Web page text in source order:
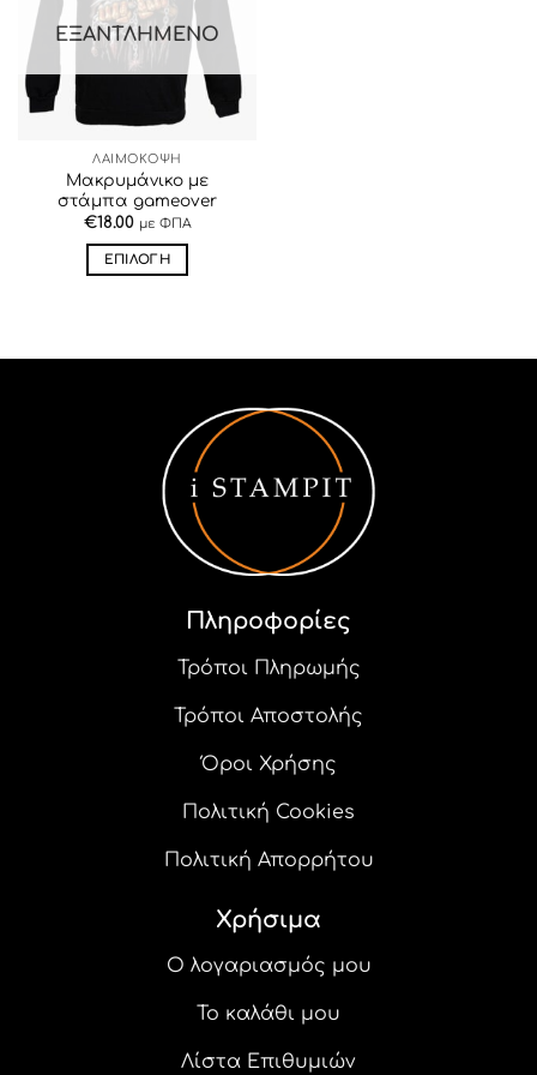
ΕΠΙΘΥΜΙΏΝ
ΕΞΑΝΤΛΗΜΈΝΟ
ΛΑΙΜΟΚΟΨΗ
Μακρυμάνικο με
στάμπα gameover
€18.00 με ΦΠΑ
ΕΠΙΛΟΓΉ
έχει
παραλλαγές.
επιλογές
μπορούν
επιλεγούν
Πληροφορίες
Τρόποι Πληρωμής
Τρόποι Αποστολής
Όροι Χρήσης
Πολιτική Cookies
Πολιτική Απορρήτου
Χρήσιμα
Ο λογαριασμός μου
Το καλάθι μου
Λίστα Επιθυμιών